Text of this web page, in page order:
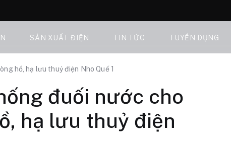
SẢN XUẤT ĐIỆN TIN TỨC TUYỂN DỤNG
hồ, hạ lưu thuỷ điện Nho Quế 1
đuối nước cho
hạ lưu thuỷ điện